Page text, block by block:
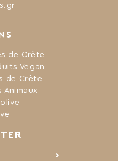
de Crète
Vegan
de Crète